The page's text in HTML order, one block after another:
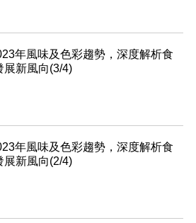
年風味及色彩趨勢，深度解析食
展新風向(3/4)
年風味及色彩趨勢，深度解析食
展新風向(2/4)